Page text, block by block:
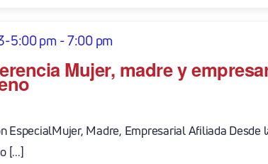
Mujer, madre y
5:00 pm -7:00 pm
EspecialMujer, Madre, Empresarial Afiliada Desde
[...]